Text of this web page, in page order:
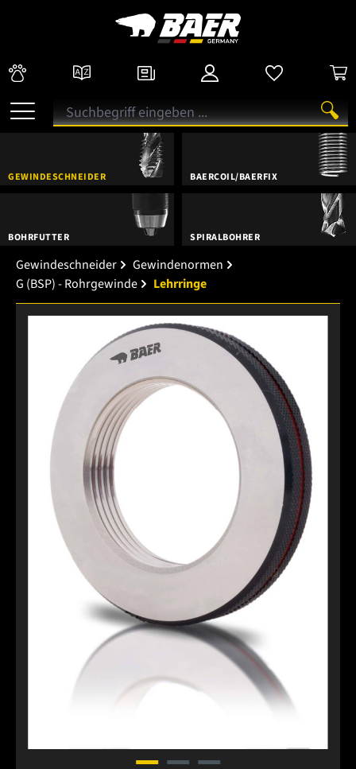
GEWINDESCHNEIDER BAERCOIL/BAERFIX
BOHRFUTTER SPIRALBOHRER
Gewindeschneider
Gewindenormen
G (BSP) - Rohrgewinde
Lehrringe
Bildergalerie überspringen